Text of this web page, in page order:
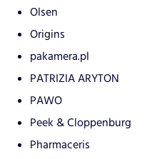
Olsen
Origins
pakamera.pl
PATRIZIA ARYTON
PAWO
Peek & Cloppenburg
Pharmaceris